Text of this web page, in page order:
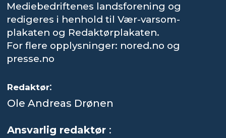
Mediebedriftenes landsforening og
redigeres i henhold til Vær-varsom-
plakaten og Redaktørplakaten.
For flere opplysninger: nored.no og
presse.no
Redaktør:
Ole Andreas Drønen
Ansvarlig redaktør :